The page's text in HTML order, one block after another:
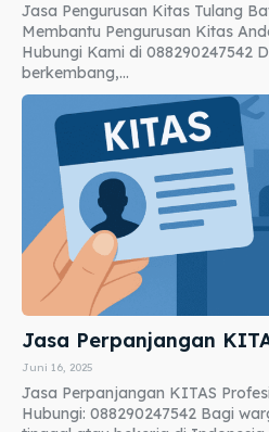
Jasa Pengurusan Kitas Tulang
Membantu Pengurusan Kitas
Hubungi Kami di 088290247542
berkembang,...
Jasa Perpanjangan
Juni 16, 2025
Jasa Perpanjangan KITAS
Hubungi: 088290247542 Bagi